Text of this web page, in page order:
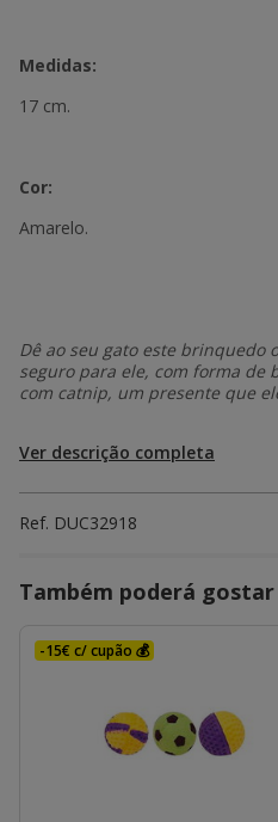
Medidas:
17 cm.
Cor:
Amarelo.
Dê ao seu gato este brinquedo
seguro para ele, com forma de
com catnip, um presente que
Ver descrição completa
Ref. DUC32918
Também poderá gostar
-15€ c/ cupão 💰